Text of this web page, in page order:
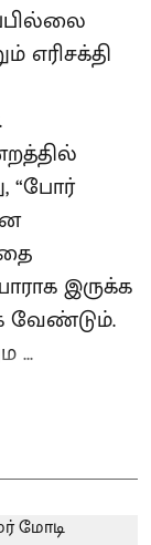
எரிசக்தி
“போர்
இருக்க
வேண்டும்.
...